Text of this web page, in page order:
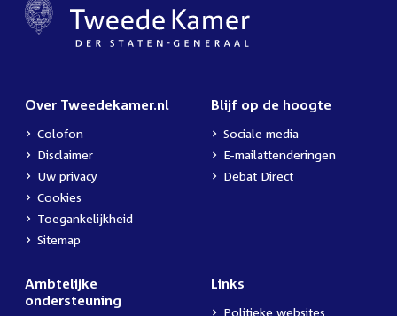
Over Tweedekamer.nl
Colofon
Disclaimer
Uw privacy
Cookies
Toegankelijkheid
Sitemap
Blijf op de hoogte
Sociale media
E-mailattenderingen
Debat Direct
Ambtelijke
ondersteuning
Links
Politieke websites